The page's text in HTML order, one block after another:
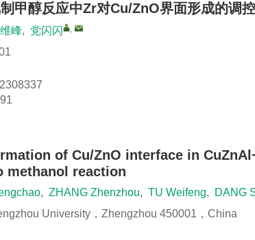
甲醇反应中Zr对Cu/ZnO界面形成的调
峰, 党闪闪 ,
of Cu/ZnO interface in
methanol reaction
, ZHANG Zhenzhou, TU Weifeng, DANG
University，Zhengzhou 450001，China